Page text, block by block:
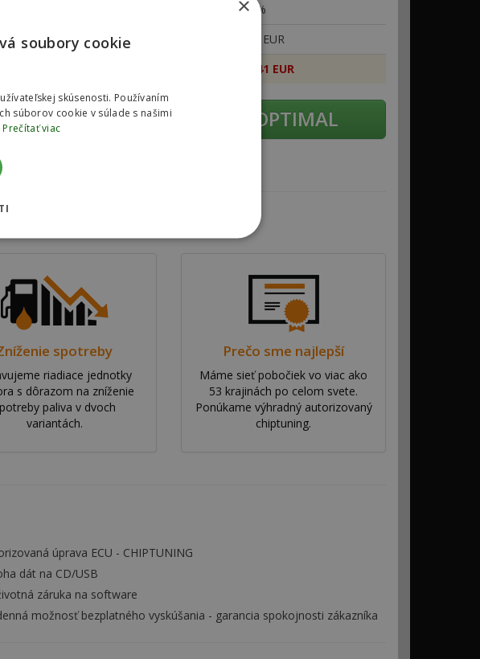
10 %
Ušetríte:
149 EUR
341 EUR
Vyžiadať úpravu OPTIMAL
spotreby
riadiace jednotky
s dôrazom na zníženie
paliva v dvoch
variantách.
Prečo sme najlepší
Máme sieť pobočiek vo viac ako
53 krajinách po celom svete.
Ponúkame výhradný autorizovaný
chiptuning.
úprava ECU - CHIPTUNING
dát na CD/USB
záruka na software
možnosť bezplatného vyskúšania - garancia spokojnosti zákazníka
×
soubory cookie
skúsenosti. Používaním
súborov cookie v súlade s našimi
Prečítať viac